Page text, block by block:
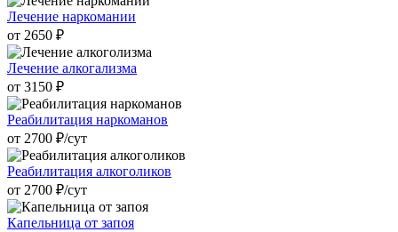
Лечение наркомании
от 2650 ₽
Лечение алкогализма
от 3150 ₽
Реабилитация наркоманов
от 2700 ₽/cут
Реабилитация алкоголиков
от 2700 ₽/cут
Капельница от запоя